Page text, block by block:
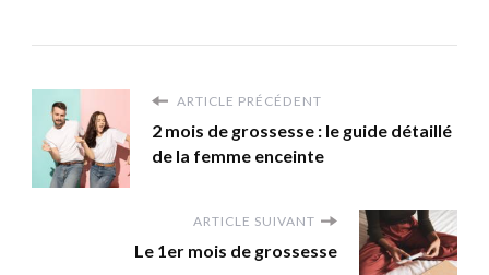
ARTICLE PRÉCÉDENT
2 mois de grossesse : le guide détaillé
de la femme enceinte
ARTICLE SUIVANT
Le 1er mois de grossesse